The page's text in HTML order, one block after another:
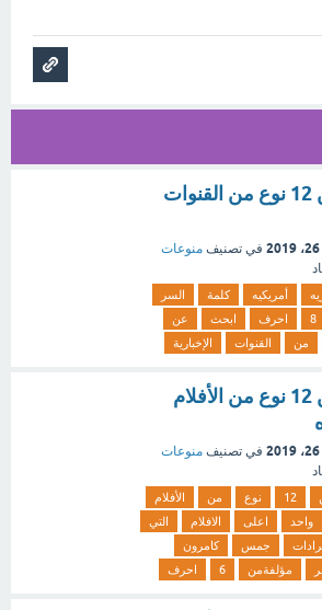
ابحث عن 12 نوع من القنوات
في تصنيف منوعات
أمريكيه كلمة
السر
8 احرف ابحث
عن
من القنوات الإخبارية
ابحث عن 12 نوع من الأفلام
في تصنيف منوعات
12 نوع من
الأفلام
واحد اعلى الافلام
التي
جمس
كامرون
مؤلفةمن 6 احرف